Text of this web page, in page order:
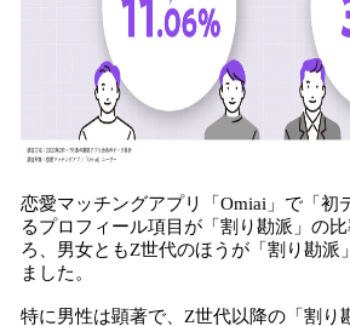
恋愛マッチングアプリ「Omiai」で「初
るプロフィール項目が「割り勘派」の
ろ、男女ともZ世代のほうが「割り勘派
ました。
特に男性は顕著で、Z世代以降の「割り